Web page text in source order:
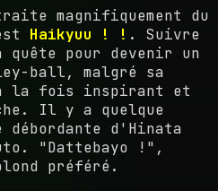
magnifiquement du
Haikyuu ! ! . Suivre
quête pour devenir un
ball, malgré sa
fois inspirant et
Il y a quelque
d'Hinata
"Dattebayo !",
préféré.